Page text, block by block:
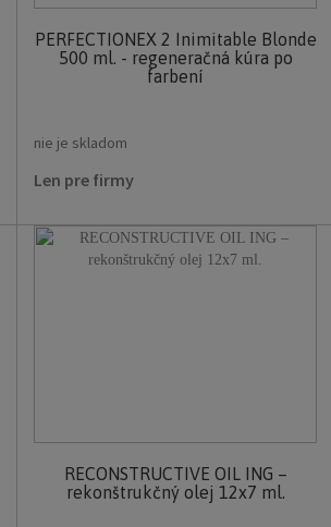
PERFECTIONEX 2 Inimitable Blonde
500 ml. - regeneračná kúra po
farbení
nie je skladom
Len pre firmy
RECONSTRUCTIVE OIL ING –
rekonštrukčný olej 12x7 ml.